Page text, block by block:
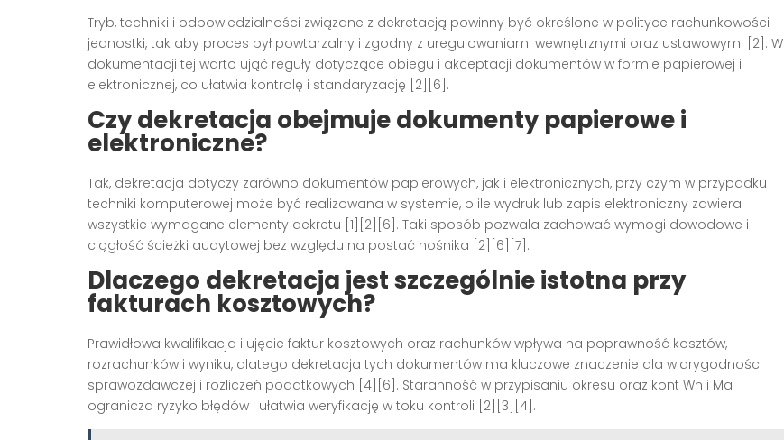
Tryb, techniki i odpowiedzialności związane z dekretacją powinny być określone w polityce rachunkowości
jednostki, tak aby proces był powtarzalny i zgodny z uregulowaniami wewnętrznymi oraz ustawowymi [2]. W
dokumentacji tej warto ująć reguły dotyczące obiegu i akceptacji dokumentów w formie papierowej i
elektronicznej, co ułatwia kontrolę i standaryzację [2][6].
Czy dekretacja obejmuje dokumenty papierowe i
elektroniczne?
Tak, dekretacja dotyczy zarówno dokumentów papierowych, jak i elektronicznych, przy czym w przypadku
techniki komputerowej może być realizowana w systemie, o ile wydruk lub zapis elektroniczny zawiera
wszystkie wymagane elementy dekretu [1][2][6]. Taki sposób pozwala zachować wymogi dowodowe i
ciągłość ścieżki audytowej bez względu na postać nośnika [2][6][7].
Dlaczego dekretacja jest szczególnie istotna przy
fakturach kosztowych?
Prawidłowa kwalifikacja i ujęcie faktur kosztowych oraz rachunków wpływa na poprawność kosztów,
rozrachunków i wyniku, dlatego dekretacja tych dokumentów ma kluczowe znaczenie dla wiarygodności
sprawozdawczej i rozliczeń podatkowych [4][6]. Staranność w przypisaniu okresu oraz kont Wn i Ma
ogranicza ryzyko błędów i ułatwia weryfikację w toku kontroli [2][3][4].